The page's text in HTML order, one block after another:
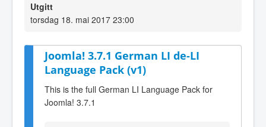
Utgitt
torsdag 18. mai 2017 23:00
Joomla! 3.7.1 German LI de-LI
Language Pack (v1)
This is the full German LI Language Pack for
Joomla! 3.7.1